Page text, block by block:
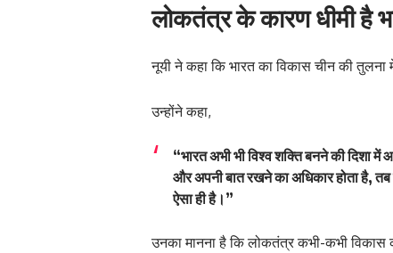
लोकतंत्र के कारण धीमी है
नूयी ने कहा कि भारत का विकास चीन की
उन्होंने कहा,
“भारत अभी भी विश्व शक्ति बनने की दिशा
और अपनी बात रखने का अधिकार होता है,
ऐसा ही है।”
उनका मानना है कि लोकतंत्र कभी-कभी विकास